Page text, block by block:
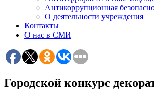
Антикоррупционная
О деятельности учреждения
Контакты
О нас в СМИ
Городской конкурс